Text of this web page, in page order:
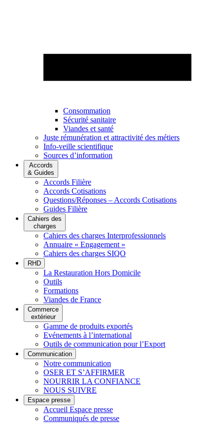
Consommation
Sécurité sanitaire
Viandes et santé
Juste rémunération et attractivité des métiers
Info-veille scientifique
Sources d’information
Accords
& Guides
Accords Filière
Accords Cotisations
Questions/Réponses – Accords Cotisations
Guides Filière
Cahiers des
charges
Cahiers des charges Interprofessionnels
Annuaire « Engagement »
Cahiers des charges SIQO
RHD
La Restauration Hors Domicile
Outils
Formations
Viandes de France
Commerce
extérieur
Gamme de produits exportés
Evénements à l’international
Outils de communication pour l’Export
Communication
Notre communication
OSER ET S’AFFIRMER
NOURRIR LA CONFIANCE
NOUS SUIVRE
Espace presse
Accueil Espace presse
Communiqués de presse